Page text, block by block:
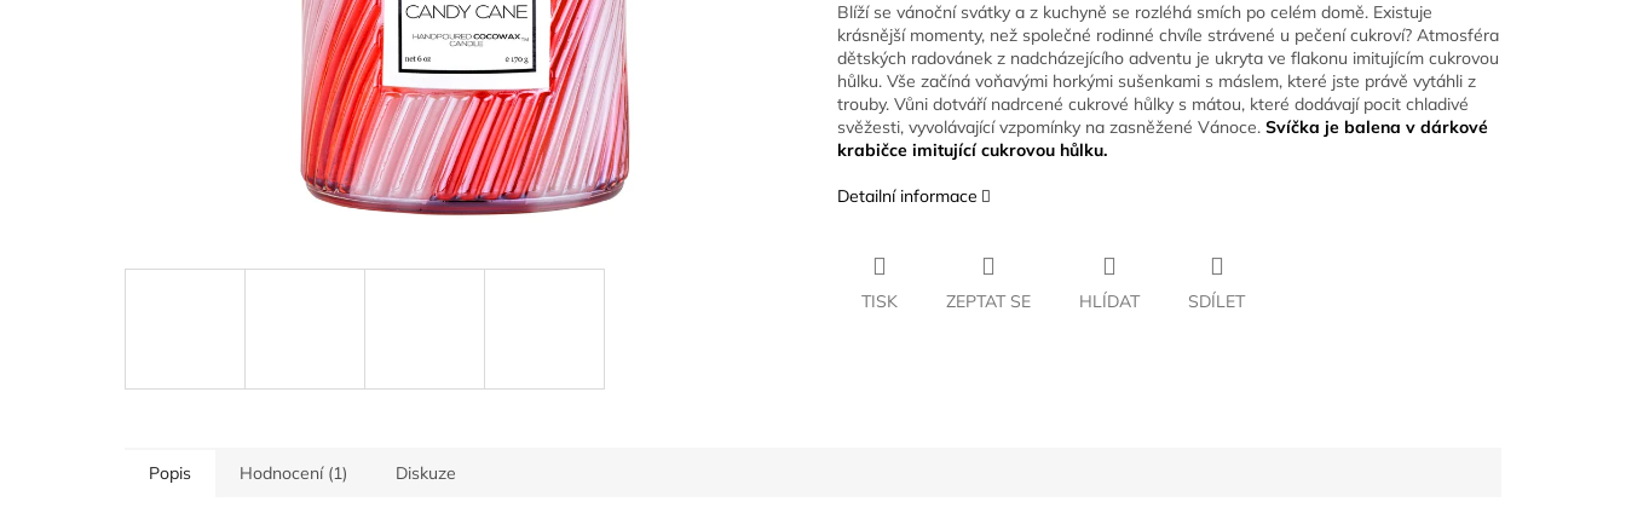
Blíží se vánoční svátky a z kuchyně se rozléhá smích po celém domě. Existuje
krásnější momenty, než společné rodinné chvíle strávené u pečení cukroví? Atmosféra
dětských radovánek z nadcházejícího adventu je ukryta ve flakonu imitujícím cukrovou
hůlku. Vše začíná voňavými horkými sušenkami s máslem, které jste právě vytáhli z
trouby. Vůni dotváří nadrcené cukrové hůlky s mátou, které dodávají pocit chladivé
svěžesti, vyvolávající vzpomínky na zasněžené Vánoce. Svíčka je balena v dárkové
krabičce imitující cukrovou hůlku.
Detailní informace
TISK ZEPTAT SE HLÍDAT SDÍLET
Popis Hodnocení (1) Diskuze